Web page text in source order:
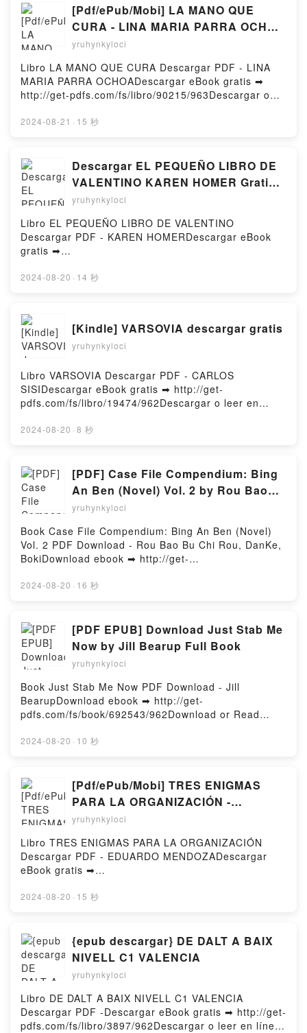
FILOSOFÍA DE BITCOIN ÁLVARO D. MARÍA Leer en
línea , LA FILOSOFÍA DE BITCOIN ÁLVARO D.
MARÍA Audiolibro, LA FILOSOFÍA DE BITCOIN
ÁLVARO D. MARÍA VK, LA FILOSOFÍA DE BITCOIN
ÁLVARO D. MARÍA Kindle, LA FILOSOFÍA DE
BITCOIN ÁLVARO D. MARÍA Epub VK, LA FILOSOFÍA
DE BITCOIN ÁLVARO D. MARÍA Descargar
gratisPowered by Firstory Hosting
[Pdf/ePub/Mobi] LA MANO QUE
CURA - LINA MARIA PARRA OCHOA
descargar ebook gratis
yruhynkyloci
Libro LA MANO QUE CURA Descargar PDF - LINA
MARIA PARRA OCHOADescargar eBook gratis ➡
http://get-pdfs.com/fs/libro/90215/963Descargar o
(PDF ePub Mobi) de LINA MARIA PARRA OCHOA.LA
Epub, LA MANO QUE CURA LINA MARIA PARRA
OCHOA Leer en línea , LA MANO QUE CURA LINA
MARIA PARRA OCHOA Audiolibro, LA MANO QUE
CURA LINA MARIA PARRA OCHOA VK, LA MANO
QUE CURA LINA MARIA PARRA OCHOA Kindle, LA
MANO QUE CURA LINA MARIA PARRA OCHOA Epub
VK, LA MANO QUE CURA LINA MARIA PARRA
OCHOA Descargar gratisPowered by Firstory Hosting
2024-08-21 · 15 秒
Descargar EL PEQUEÑO LIBRO DE
VALENTINO KAREN HOMER Gratis -
EPUB, PDF y MOBI
yruhynkyloci
Libro EL PEQUEÑO LIBRO DE VALENTINO
Descargar PDF - KAREN HOMERDescargar eBook
gratis ➡
leer en línea EL PEQUEÑO LIBRO DE VALENTINO
KAREN HOMER PDF, EL PEQUEÑO LIBRO DE
VALENTINO KAREN HOMER Epub, EL PEQUEÑO
LIBRO DE VALENTINO KAREN HOMER Leer en línea
, EL PEQUEÑO LIBRO DE VALENTINO KAREN
HOMER Audiolibro, EL PEQUEÑO LIBRO DE
VALENTINO KAREN HOMER VK, EL PEQUEÑO
LIBRO DE VALENTINO KAREN HOMER Kindle, EL
Epub VK, EL PEQUEÑO LIBRO DE VALENTINO
2024-08-20 · 14 秒
[Kindle] VARSOVIA descargar gratis
yruhynkyloci
Libro VARSOVIA Descargar PDF - CARLOS
SISIDescargar eBook gratis ➡ http://get-
pdfs.com/fs/libro/19474/962Descargar o leer en
CARLOS SISI.VARSOVIA CARLOS SISI PDF,
Audiolibro, VARSOVIA CARLOS SISI VK, VARSOVIA
CARLOS SISI Kindle, VARSOVIA CARLOS SISI Epub
VK, VARSOVIA CARLOS SISI Descargar
gratisPowered by Firstory Hosting
2024-08-20 · 8 秒
[PDF] Case File Compendium: Bing
An Ben (Novel) Vol. 2 by Rou Bao
Bu Chi Rou, DanKe, Boki
yruhynkyloci
Book Case File Compendium: Bing An Ben (Novel)
Vol. 2 PDF Download - Rou Bao Bu Chi Rou, DanKe,
BokiDownload ebook ➡ http://get-
Online Case File Compendium: Bing An Ben (Novel)
An Ben (Novel) Vol. 2 Rou Bao Bu Chi Rou, DanKe,
Boki PDF, Case File Compendium: Bing An Ben
(Novel) Vol. 2 Rou Bao Bu Chi Rou, DanKe, Boki
Epub, Case File Compendium: Bing An Ben (Novel)
Vol. 2 Rou Bao Bu Chi Rou, DanKe, Boki Read
Online, Case File Compendium: Bing An Ben (Novel)
Vol. 2 Rou Bao Bu Chi Rou, DanKe, Boki Audiobook,
Case File Compendium: Bing An Ben (Novel) Vol. 2
Rou Bao Bu Chi Rou, DanKe, Boki VK, Case File
Compendium: Bing An Ben (Novel) Vol. 2 Rou Bao
Bu Chi Rou, DanKe, Boki Epub VK, Case File
Compendium: Bing An Ben (Novel) Vol. 2 Rou Bao
Bu Chi Rou, DanKe, Boki Free DownloadPowered by
2024-08-20 · 16 秒
[PDF EPUB] Download Just Stab Me
Now by Jill Bearup Full Book
yruhynkyloci
Book Just Stab Me Now PDF Download - Jill
BearupDownload ebook ➡ http://get-
pdfs.com/fs/book/692543/962Download or Read
Mobi) by Jill BearupJust Stab Me Now Jill Bearup
Jill Bearup Audiobook, Just Stab Me Now Jill Bearup
VK, Just Stab Me Now Jill Bearup Kindle, Just Stab
Me Now Jill Bearup Epub VK, Just Stab Me Now Jill
Bearup Free DownloadPowered by Firstory Hosting
2024-08-20 · 10 秒
[Pdf/ePub/Mobi] TRES ENIGMAS
PARA LA ORGANIZACIÓN -
EDUARDO MENDOZA descargar
yruhynkyloci
Libro TRES ENIGMAS PARA LA ORGANIZACIÓN
Descargar PDF - EDUARDO MENDOZADescargar
eBook gratis ➡
leer en línea TRES ENIGMAS PARA LA
ORGANIZACIÓN EDUARDO MENDOZA PDF, TRES
ENIGMAS PARA LA ORGANIZACIÓN EDUARDO
MENDOZA Epub, TRES ENIGMAS PARA LA
ORGANIZACIÓN EDUARDO MENDOZA Leer en línea
, TRES ENIGMAS PARA LA ORGANIZACIÓN
EDUARDO MENDOZA Audiolibro, TRES ENIGMAS
PARA LA ORGANIZACIÓN EDUARDO MENDOZA VK,
2024-08-20 · 15 秒
{epub descargar} DE DALT A BAIX
NIVELL C1 VALENCIA
yruhynkyloci
Libro DE DALT A BAIX NIVELL C1 VALENCIA
Descargar PDF -Descargar eBook gratis ➡ http://get-
pdfs.com/fs/libro/3897/962Descargar o leer en línea